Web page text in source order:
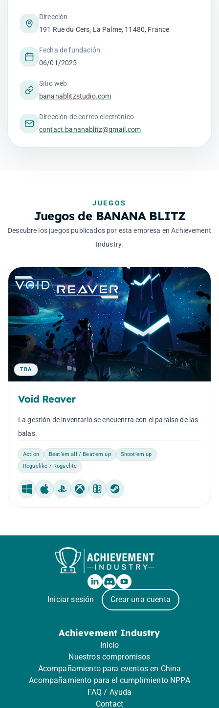
Dirección
191 Rue du Cers, La Palme, 11480, France
Fecha de fundación
06/01/2025
Sitio web
bananablitzstudio.com
Dirección de correo electrónico
contact.bananablitz@gmail.com
JUEGOS
Juegos de BANANA BLITZ
Descubre los juegos publicados por esta empresa en Achievement
Industry.
TBA
Void Reaver
La gestión de inventario se encuentra con el paraíso de las
balas.
Action Beat’em all / Beat’em up
Shoot’em up
Roguelike / Roguelite
Windows
Mac PlayStation
XboxNintendo Switch
Steam Machine
Iniciar sesión Crear una cuenta
Achievement Industry
Inicio
Nuestros compromisos
Acompañamiento para eventos en China
Acompañamiento para el cumplimiento NPPA
FAQ / Ayuda
Contact